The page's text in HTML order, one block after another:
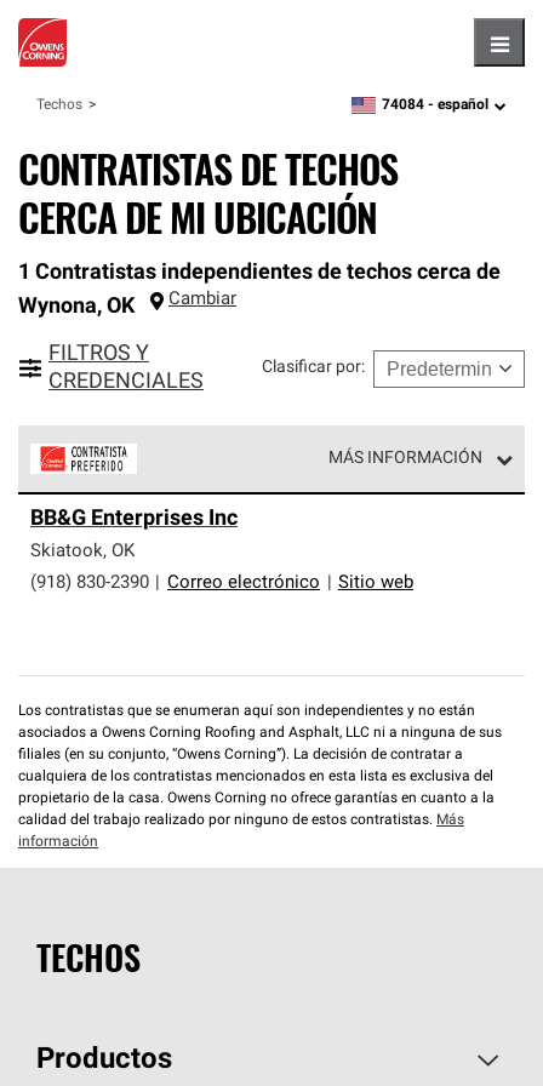
Techos zipcode,language
74084 - español
CONTRATISTAS DE TECHOS
CERCA DE MI UBICACIÓN
1 Contratistas independientes de techos cerca de
Wynona, OK Cambiar
FILTROS Y
CREDENCIALES
Clasificar por:
MÁS INFORMACIÓN
parte de una red exclusiva de profesionales de techos
que cumplen con altos estándares y requisitos estrictos
de profesionalismo y confiabilidad.
BB&G Enterprises Inc
Skiatook, OK
(918) 830-2390
Correo electrónico Sitio web
Los contratistas que se enumeran aquí son independientes y no están
asociados a Owens Corning Roofing and Asphalt, LLC ni a ninguna de sus
filiales (en su conjunto, “Owens Corning”). La decisión de contratar a
cualquiera de los contratistas mencionados en esta lista es exclusiva del
propietario de la casa. Owens Corning no ofrece garantías en cuanto a la
calidad del trabajo realizado por ninguno de estos contratistas. Más
información
TECHOS
Productos